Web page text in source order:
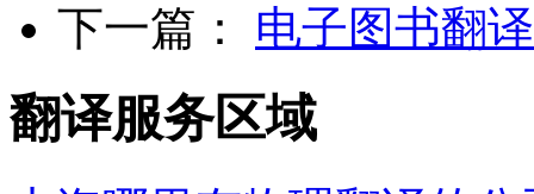
下一篇： 电子图书翻译
翻译服务区域